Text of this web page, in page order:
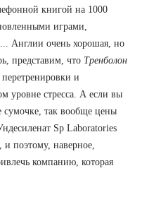
книгой на 1000
играми,
Англии очень хорошая, но
представим, что Тренболон
и
уровне стресса. А если вы
так вообще цены
Sp Laboratories
поэтому, наверное,
компанию, которая